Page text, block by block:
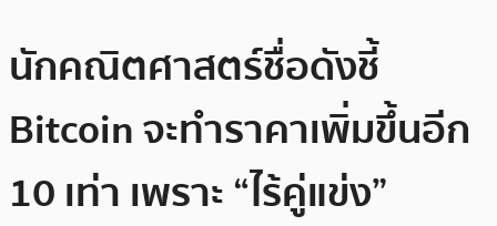
นักคณิตศาสตร์ชื่อดังชี้
Bitcoin จะทำราคาเพิ่มขึ้นอีก
10 เท่า เพราะ “ไร้คู่แข่ง”